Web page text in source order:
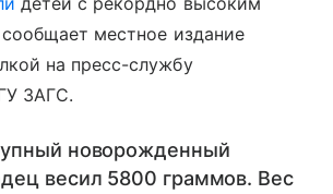
местное издание
на пресс-службу
ЗАГС.
новорожденный
весил 5800 граммов. Вес